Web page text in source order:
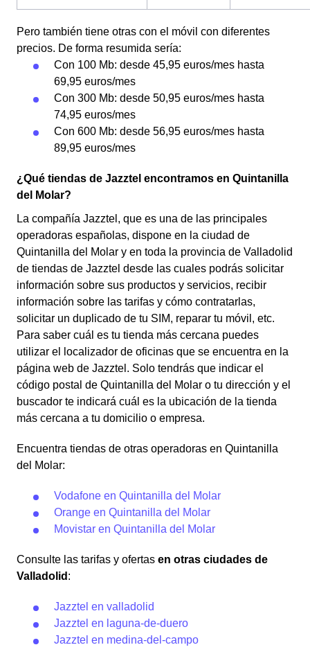
Pero también tiene otras con el móvil con diferentes
precios. De forma resumida sería:
Con 100 Mb: desde 45,95 euros/mes hasta
69,95 euros/mes
Con 300 Mb: desde 50,95 euros/mes hasta
74,95 euros/mes
Con 600 Mb: desde 56,95 euros/mes hasta
89,95 euros/mes
¿Qué tiendas de Jazztel encontramos en Quintanilla
del Molar?
La compañía Jazztel, que es una de las principales
operadoras españolas, dispone en la ciudad de
Quintanilla del Molar y en toda la provincia de Valladolid
de tiendas de Jazztel desde las cuales podrás solicitar
información sobre sus productos y servicios, recibir
información sobre las tarifas y cómo contratarlas,
solicitar un duplicado de tu SIM, reparar tu móvil, etc.
Para saber cuál es tu tienda más cercana puedes
utilizar el localizador de oficinas que se encuentra en la
página web de Jazztel. Solo tendrás que indicar el
código postal de Quintanilla del Molar o tu dirección y el
buscador te indicará cuál es la ubicación de la tienda
más cercana a tu domicilio o empresa.
Encuentra tiendas de otras operadoras en Quintanilla
del Molar:
Vodafone en Quintanilla del Molar
Orange en Quintanilla del Molar
Movistar en Quintanilla del Molar
Consulte las tarifas y ofertas en otras ciudades de
Valladolid :
Jazztel en valladolid
Jazztel en laguna-de-duero
Jazztel en medina-del-campo